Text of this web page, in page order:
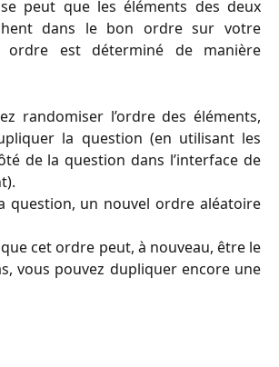
peut que les éléments des deux
dans le bon ordre sur votre
est déterminé de manière
randomiser l’ordre des éléments,
la question (en utilisant les
de la question dans l’interface de
question, un nouvel ordre aléatoire
cet ordre peut, à nouveau, être le
vous pouvez dupliquer encore une